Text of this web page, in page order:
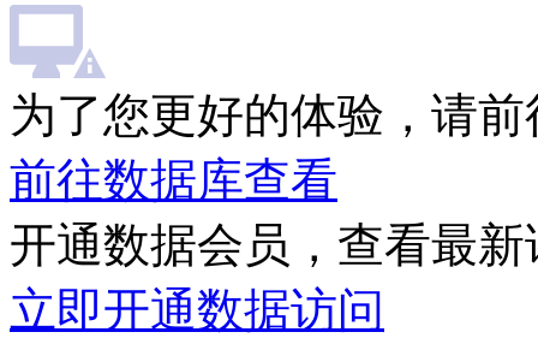
为了您更好的体验，请
前往数据库查看
开通数据会员，查看最
立即开通数据访问